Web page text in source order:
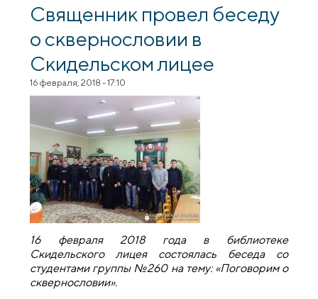
Священник провел беседу
о сквернословии в
Скидельском лицее
16 февраля, 2018 - 17:10
16 февраля 2018 года в библиотеке
Скидельского лицея состоялась беседа со
студентами группы №260 на тему: «Поговорим о
сквернословии».